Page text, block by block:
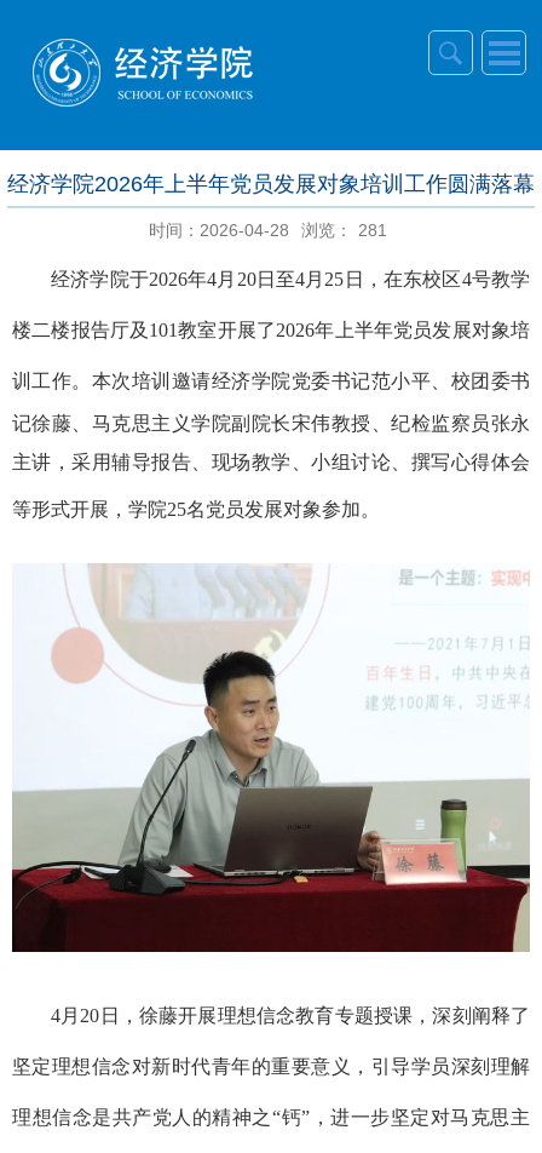
经济学院2026年上半年党员发展对象培训工作圆满落幕
时间：2026-04-28 浏览： 281
经济学院于2026年4月20日至4月25日， 在东校区4号教学
楼二楼报告厅及101教室开展了2026年上半年党员发展对象培
训 工作。本次培训邀请经济学院党委书记范小平、 校团委书
记徐藤、马克思主义学院副院长宋伟教授、纪检监察员张永
主讲，采用辅导报告 现场教学 、小组讨论 撰写心得体会
等形式开展， 学院25名党员发展对象参加。
4月20日， 徐藤开展理想信念教育专题授课，深刻阐释了
坚定理想信念对新时代青年的重要意义，引导学员深刻理解
理想信念是共产党人的精神之“钙”，进一步坚定对马克思主